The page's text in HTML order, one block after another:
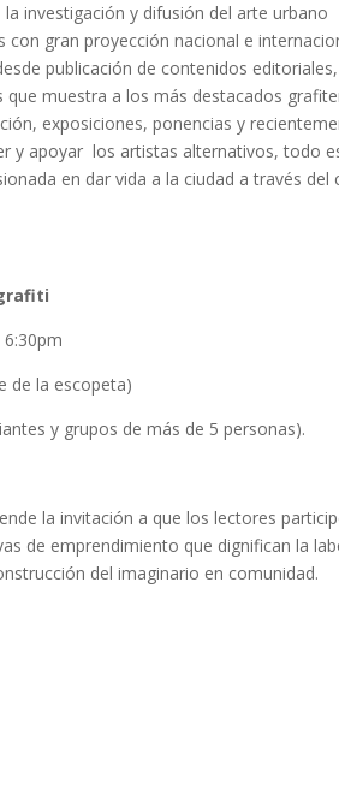
investigación y difusión del arte urbano
gran proyección nacional e
publicación de contenidos
muestra a los más destacados
exposiciones, ponencias y
y apoyar los artistas alternativos, todo
en dar vida a la ciudad a través del
de la escopeta)
y grupos de más de 5 personas).
la invitación a que los lectores
de emprendimiento que dignifican la
del imaginario en comunidad.